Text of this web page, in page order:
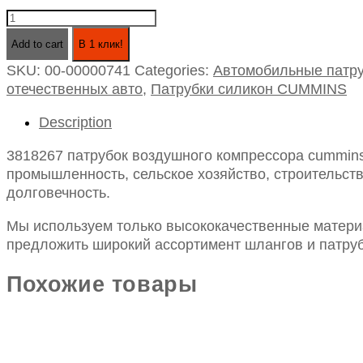
3818267
компрессора
cummins
l75),
силикон
quantity
Add to cart В 1 клик!
SKU: 00-00000741 Categories: Автомобильные
отечественных авто, Патрубки силикон CUMMINS
Description
3818267 патрубок воздушного компрессора
промышленность, сельское хозяйство,
долговечность.
Мы используем только высококачественные
предложить широкий ассортимент шлангов и
Похожие товары